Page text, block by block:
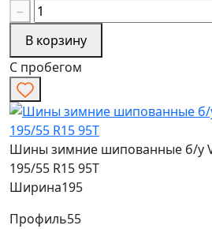
−
В корзину
С пробегом
Шины зимние шипованные б/у
195/55 R15 95T
Ширина195
Профиль55